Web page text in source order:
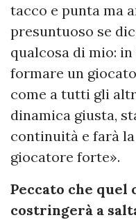
tacco e punta ma
presuntuoso se
qualcosa di mio:
formare un
come a tutti gli
dinamica giusta,
continuità e farà
giocatore forte».
Peccato che
costringerà a